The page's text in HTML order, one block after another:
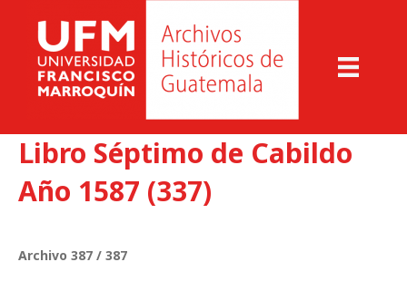
Libro Séptimo de Cabildo
Año 1587 (337)
Archivo 387 / 387